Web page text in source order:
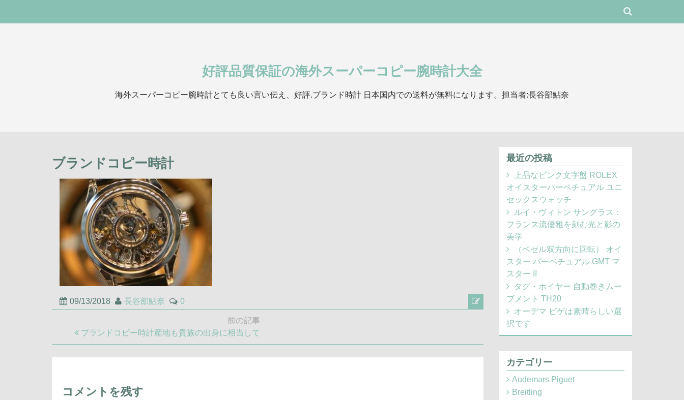
好評品質保証の海外スーパーコピー腕時計大全
海外スーパーコピー腕時計とても良い言い伝え、好評.ブランド時計 日本国内での送料が無料になります。担当者:長谷部鮎奈
ブランドコピー時計
09/13/2018 長谷部鮎奈 0
シ
前の記事
前
の
記
ブランドコピー時計産地も貴族の出身に相当して
コメントを残す
最近の投稿
上品なピンク文字盤 ROLEX
オイスターパーペチュアル ユニ
セックスウォッチ
ルイ・ヴィトン サングラス：
フランス流優雅を刻む光と影の
美学
（ベゼル双方向に回転） オイ
スター パーペチュアル GMT マ
スター II
タグ・ホイヤー 自動巻きムー
ブメント TH20
オーデマ ピゲは素晴らしい選
択です
カテゴリー
Audemars Piguet
Breitling